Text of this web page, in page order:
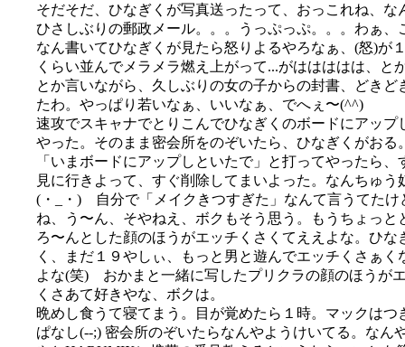
そだそだ、ひなぎくが写真送ったって、おっこれね、な
ひさしぶりの郵政メール。。。うっぷっぷ。。。わぁ、
なん書いてひなぎくが見たら怒りよるやろなぁ、(怒)が
くらい並んでメラメラ燃え上がって...がははははは、と
とか言いながら、久しぶりの女の子からの封書、どきど
たわ。やっぱり若いなぁ、いいなぁ、でへぇ〜(^^)
速攻でスキャナでとりこんでひなぎくのボードにアップ
やった。そのまま密会所をのぞいたら、ひなぎくがおる
「いまボードにアップしといたで」と打ってやったら、
見に行きよって、すぐ削除してまいよった。なんちゅう
(・_・) 自分で「メイクきつすぎた」なんて言うてたけ
ね、う〜ん、そやねえ、ボクもそう思う。もうちょっと
ろ〜んとした顔のほうがエッチくさくてええよな。ひな
く、まだ１９やしぃ、もっと男と遊んでエッチくさぁく
よな(笑) おかまと一緒に写したプリクラの顔のほうが
くさあて好きやな、ボクは。
晩めし食うて寝てまう。目が覚めたら１時。マックはつ
ぱなし(--;) 密会所のぞいたらなんやようけいてる。なん